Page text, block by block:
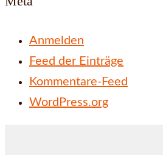
Anmelden
Feed der Einträge
Kommentare-Feed
WordPress.org